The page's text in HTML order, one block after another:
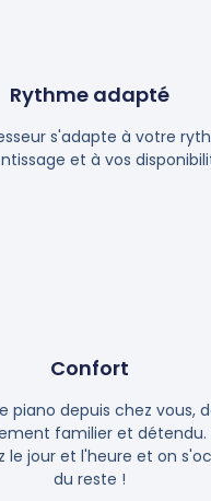
Rythme adapté
s'adapte à votre
et à vos
Confort
piano depuis chez vous,
familier et détendu.
le jour et l'heure et on
du reste !